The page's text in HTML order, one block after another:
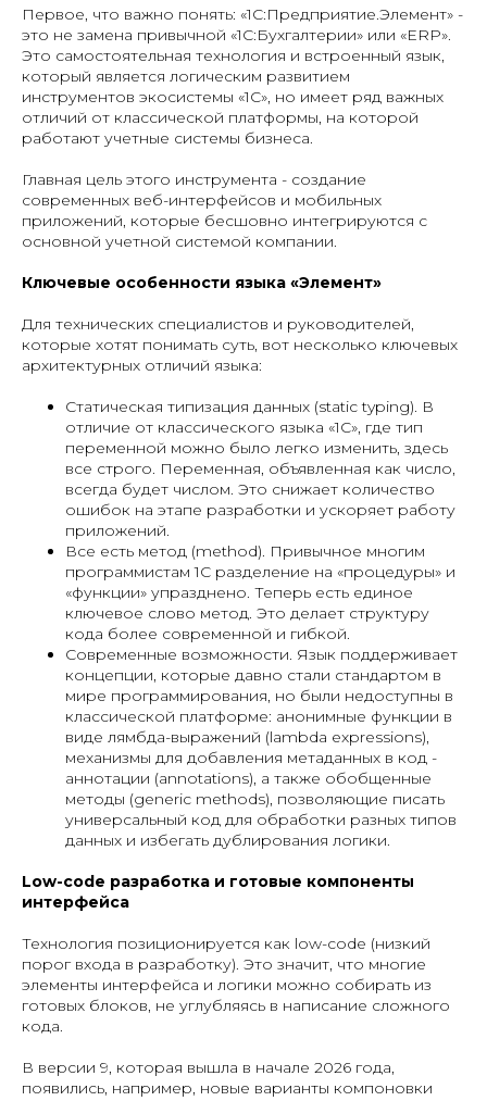
Первое, что важно понять: «1С:Предприятие.Элемент» -
это не замена привычной «1С:Бухгалтерии» или «ERP».
Это самостоятельная технология и встроенный язык,
который является логическим развитием
инструментов экосистемы «1С», но имеет ряд важных
отличий от классической платформы, на которой
работают учетные системы бизнеса.
Главная цель этого инструмента - создание
современных веб-интерфейсов и мобильных
приложений, которые бесшовно интегрируются с
основной учетной системой компании.
Ключевые особенности языка «Элемент»
Для технических специалистов и руководителей,
которые хотят понимать суть, вот несколько ключевых
архитектурных отличий языка:
Статическая типизация данных (static typing). В
отличие от классического языка «1С», где тип
переменной можно было легко изменить, здесь
все строго. Переменная, объявленная как число,
всегда будет числом. Это снижает количество
ошибок на этапе разработки и ускоряет работу
приложений.
Все есть метод (method). Привычное многим
программистам 1С разделение на «процедуры» и
«функции» упразднено. Теперь есть единое
ключевое слово метод. Это делает структуру
кода более современной и гибкой.
Современные возможности. Язык поддерживает
концепции, которые давно стали стандартом в
мире программирования, но были недоступны в
классической платформе: анонимные функции в
виде лямбда-выражений (lambda expressions),
механизмы для добавления метаданных в код -
аннотации (annotations), а также обобщенные
методы (generic methods), позволяющие писать
универсальный код для обработки разных типов
данных и избегать дублирования логики.
Low-code разработка и готовые компоненты
интерфейса
Технология позиционируется как low-code (низкий
порог входа в разработку). Это значит, что многие
элементы интерфейса и логики можно собирать из
готовых блоков, не углубляясь в написание сложного
кода.
В версии 9, которая вышла в начале 2026 года,
появились, например, новые варианты компоновки